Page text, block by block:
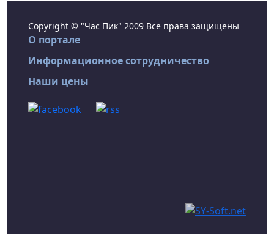
Copyright © "Час Пик" 2009 Все права защищены
О портале
Информационное сотрудничество
Наши цены